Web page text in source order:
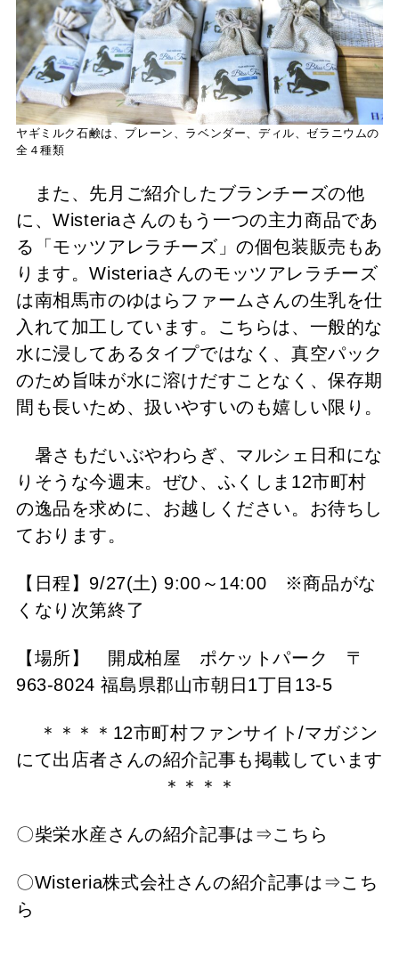
ヤギミルク石鹸は、プレーン、ラベンダー、ディル、ゼラニウムの
全４種類
また、先月ご紹介したブランチーズの他
に、Wisteriaさんのもう一つの主力商品であ
る「モッツアレラチーズ」の個包装販売もあ
ります。Wisteriaさんのモッツアレラチーズ
は南相馬市のゆはらファームさんの生乳を仕
入れて加工しています。こちらは、一般的な
水に浸してあるタイプではなく、真空パック
のため旨味が水に溶けだすことなく、保存期
間も長いため、扱いやすいのも嬉しい限り。
暑さもだいぶやわらぎ、マルシェ日和にな
りそうな今週末。ぜひ、ふくしま12市町村
の逸品を求めに、お越しください。お待ちし
ております。
【日程】9/27(土) 9:00～14:00 ※商品がな
くなり次第終了
【場所】 開成柏屋 ポケットパーク 〒
963-8024 福島県郡山市朝日1丁目13-5
＊＊＊＊12市町村ファンサイト/マガジン
にて出店者さんの紹介記事も掲載しています
＊＊＊＊
〇柴栄水産さんの紹介記事は⇒こちら
〇Wisteria株式会社さんの紹介記事は⇒こち
ら